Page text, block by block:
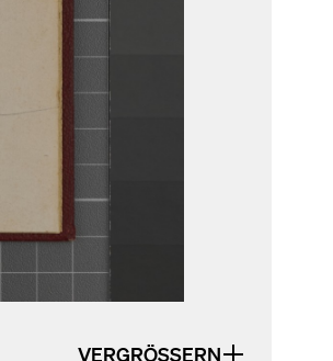
VERGRÖSSERN